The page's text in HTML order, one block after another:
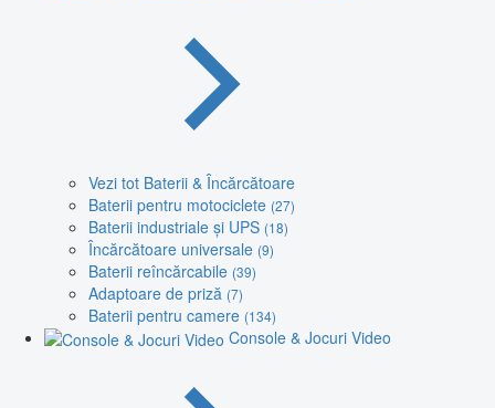
Vezi tot Baterii & Încărcătoare
Baterii pentru motociclete (27)
Baterii industriale și UPS (18)
Încărcătoare universale (9)
Baterii reîncărcabile (39)
Adaptoare de priză (7)
Baterii pentru camere (134)
Console & Jocuri Video